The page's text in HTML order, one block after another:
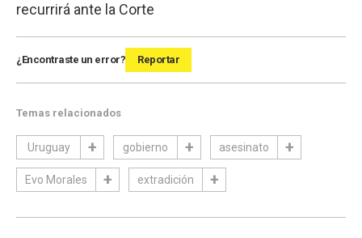
recurrirá ante la Corte
¿Encontraste un error? Reportar
Temas relacionados
Uruguay gobierno asesinato
Evo Morales extradición